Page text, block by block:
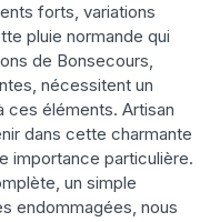
forts, variations
pluie normande qui
de Bonsecours,
nécessitent un
ces éléments. Artisan
dans cette charmante
importance particulière.
un simple
endommagées, nous